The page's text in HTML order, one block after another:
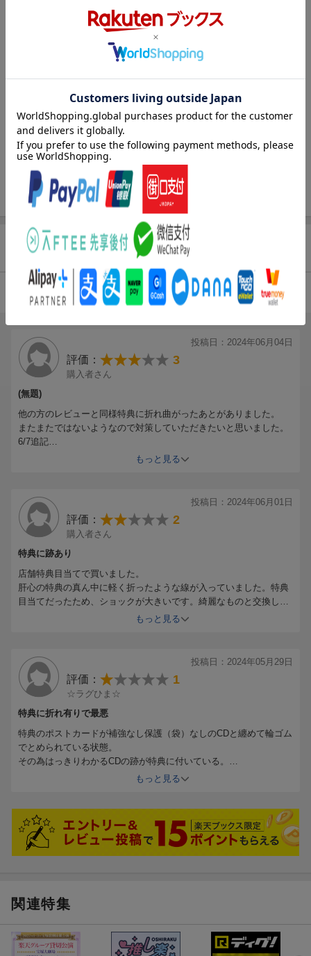
『アイドリッシュセブン Unit Collaboration Songs』／CD
アーティスト：TEA take／Chameleon Chill ほか
曲目タイトル：
1.Take my rose[3:37]
2. Chameleon [3:31]
3.Good Good Games[4:01]
ネバーグリーン [3:40]
5.Take my rose (Off Vocal)
[3:37]
6. Chameleon (Off Vocal)
[3:31]
Good Good Games (Off Vocal)[4:01]
8.ネバーグリーン (Off Vocal)[3:40]
商品レビュー
総合評価： 2.00
投稿日：2024年06月04日
評価： 3
購入者さん
(無題)
他の方のレビューと同様特典に折れ曲がったあとがありました。
またまたではないようなので対策していただきたいと思いました。
6/7追記
レビュー記入後に、メッセージをいただき、綺麗に梱包していただ
もっと見る
投稿日：2024年06月01日
評価： 2
購入者さん
特典に跡あり
店舗特典目当てで買いました。
肝心の特典の真ん中に軽く折ったような線が入っていました。特典
目当てだったため、ショックが大きいです。綺麗なものと交換して
＜追記＞
レビューから数日後、丁寧に梱包されて特典が届きました。対応し
ていただけたのはありがたいですが、最初からあのような梱包で発
送して欲しかったです。
対応スピードが良かったため、星を1つ上げさせていただきまし
た。
もっと見る
投稿日：2024年05月29日
評価： 1
☆ラグひま☆
特典に折れ有りで最悪
特典のポストカードが補強なし保護（袋）なしのCDと纏めて輪ゴム
でとめられている状態。
その為はっきりわかるCDの跡が特典に付いている。
裏からだけでなく表からもわかるほど。
可能なら交換して欲しい。
何のために楽天booksで買ったと思っているのですか？特典のため
ですよ？
その特典を折れ曲げて送ってくるなんて酷すぎます。
もっと見る
関連特集